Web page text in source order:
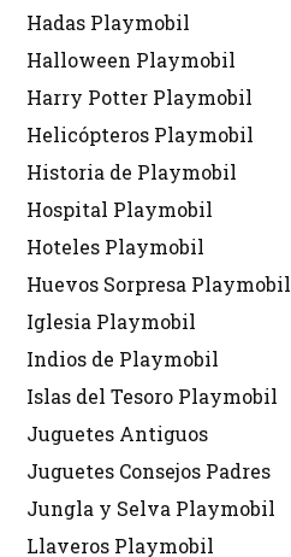
Hadas Playmobil
Halloween Playmobil
Harry Potter Playmobil
Helicópteros Playmobil
Historia de Playmobil
Hospital Playmobil
Hoteles Playmobil
Huevos Sorpresa Playmobil
Iglesia Playmobil
Indios de Playmobil
Islas del Tesoro Playmobil
Juguetes Antiguos
Juguetes Consejos Padres
Jungla y Selva Playmobil
Llaveros Playmobil